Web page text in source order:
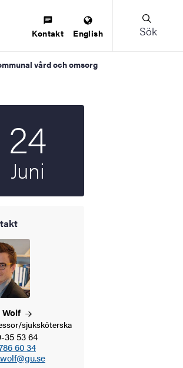
Kontakt English Sök
vård och omsorg
24
Juni
Wolf
sjuksköterska
35 53 64
60 34